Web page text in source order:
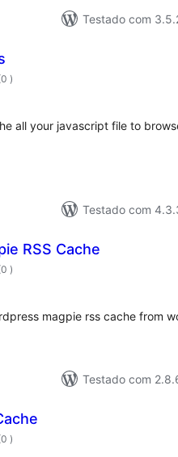
Testado com
classificações
)
all your javascript file to
Testado com
RSS Cache
classificações
)
magpie rss cache from
Testado com
classificações
)